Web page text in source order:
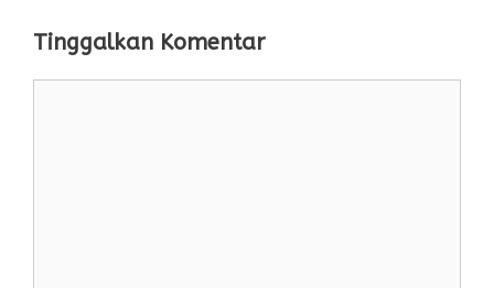
Tinggalkan Komentar